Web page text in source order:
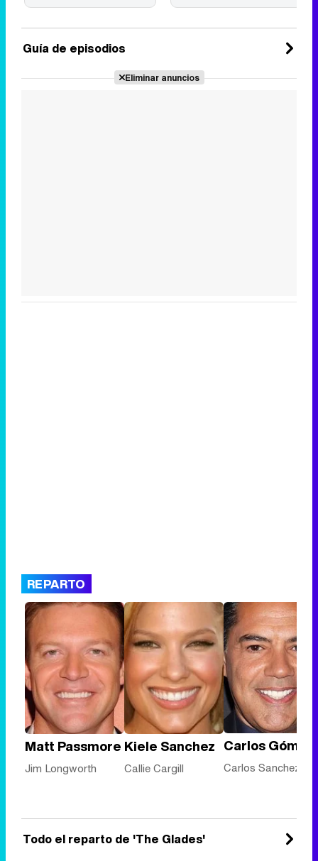
Guía de episodios
Eliminar anuncios
REPARTO
Matt Passmore
Jim Longworth
Kiele Sanchez
Callie Cargill
Carlos Gómez
Carlos Sanchez
Todo el reparto de 'The Glades'